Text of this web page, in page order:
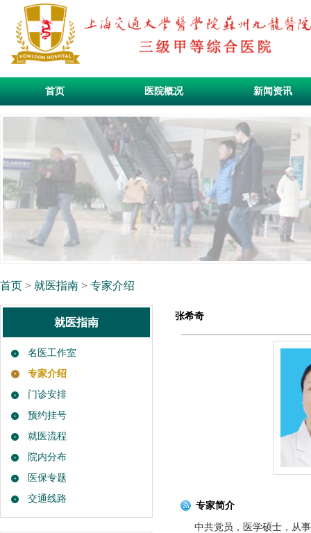
首页 医院概况 新闻资讯
首页 > 就医指南 > 专家介绍
就医指南
名医工作室
专家介绍
门诊安排
预约挂号
就医流程
院内分布
医保专题
交通线路
张希奇
专家简介
中共党员，医学硕士，从